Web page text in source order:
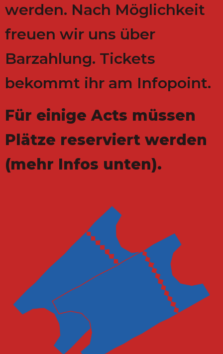
werden. Nach Möglichkeit
freuen wir uns über
Barzahlung. Tickets
bekommt ihr am Infopoint.
Für einige Acts müssen
Plätze reserviert werden
(mehr Infos unten).